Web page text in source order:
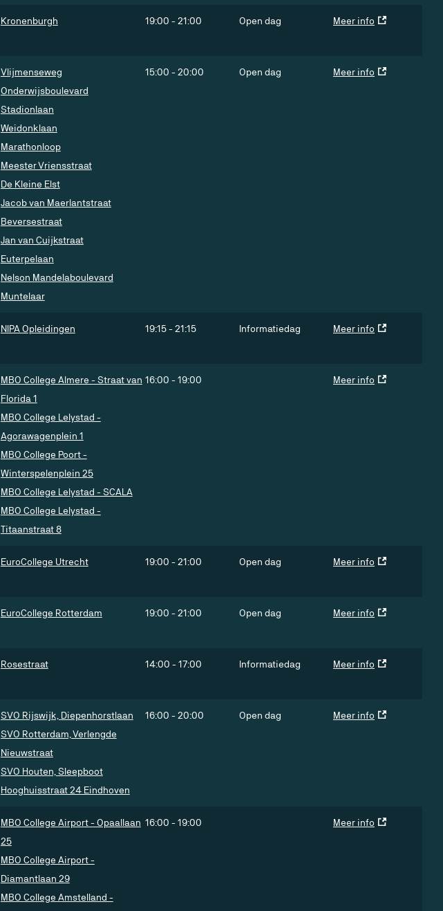
Kronenburgh 19:00 -21:00 Open dag Meer info
Vlijmenseweg
Onderwijsboulevard
Stadionlaan
Weidonklaan
Marathonloop
Meester Vriensstraat
De Kleine Elst
Jacob van Maerlantstraat
Beversestraat
Jan van Cuijkstraat
Euterpelaan
Nelson Mandelaboulevard
Muntelaar
15:00 -20:00 Open dag Meer info
NIPA Opleidingen 19:15-21:15 Informatiedag Meer info
MBO College Almere - Straat van
Florida 1
MBO College Lelystad -
Agorawagenplein 1
MBO College Poort -
Winterspelenplein 25
MBO College Lelystad - SCALA
MBO College Lelystad -
Titaanstraat 8
16:00 -19:00 Meer info
EuroCollege Utrecht 19:00 -21:00 Open dag Meer info
EuroCollege Rotterdam 19:00 -21:00 Open dag Meer info
Rosestraat 14:00 -17:00 Informatiedag Meer info
SVO Rijswijk, Diepenhorstlaan
SVO Rotterdam, Verlengde
Nieuwstraat
SVO Houten, Sleepboot
Hooghuisstraat 24 Eindhoven
16:00 -20:00 Open dag Meer info
MBO College Airport - Opaallaan
25
MBO College Airport -
Diamantlaan 29
MBO College Amstelland -
16:00 -19:00 Meer info